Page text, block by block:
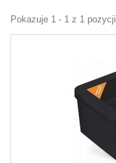
Pokazuje 1 - 1 z 1 pozycji